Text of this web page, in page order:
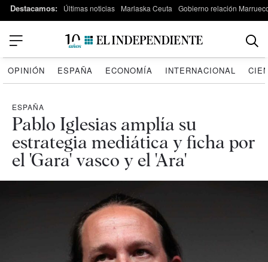
Destacamos: Últimas noticias Marlaska Ceuta Gobierno relación
OPINIÓN ESPAÑA ECONOMÍA INTERNACIONAL
ESPAÑA
Pablo Iglesias amplía su
estrategia mediática y ficha por
el 'Gara' vasco y el 'Ara'